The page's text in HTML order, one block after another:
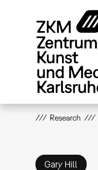
Research
Gary Hill